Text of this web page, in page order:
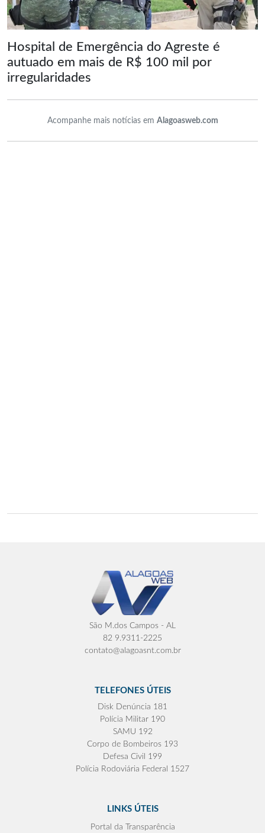
Hospital de Emergência do Agreste é
autuado em mais de R$ 100 mil por
irregularidades
Acompanhe mais notícias em Alagoasweb.com
São M.dos Campos - AL
82 9.9311-2225
contato@alagoasnt.com.br
TELEFONES ÚTEIS
Disk Denúncia 181
Polícia Militar 190
SAMU 192
Corpo de Bombeiros 193
Defesa Civil 199
Polícia Rodoviária Federal 1527
LINKS ÚTEIS
Portal da Transparência